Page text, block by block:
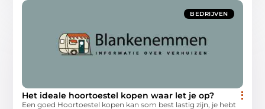
BEDRIJVEN
Het ideale hoortoestel kopen waar let je op?
Een goed Hoortoestel kopen kan som best lastig zijn, je hebt